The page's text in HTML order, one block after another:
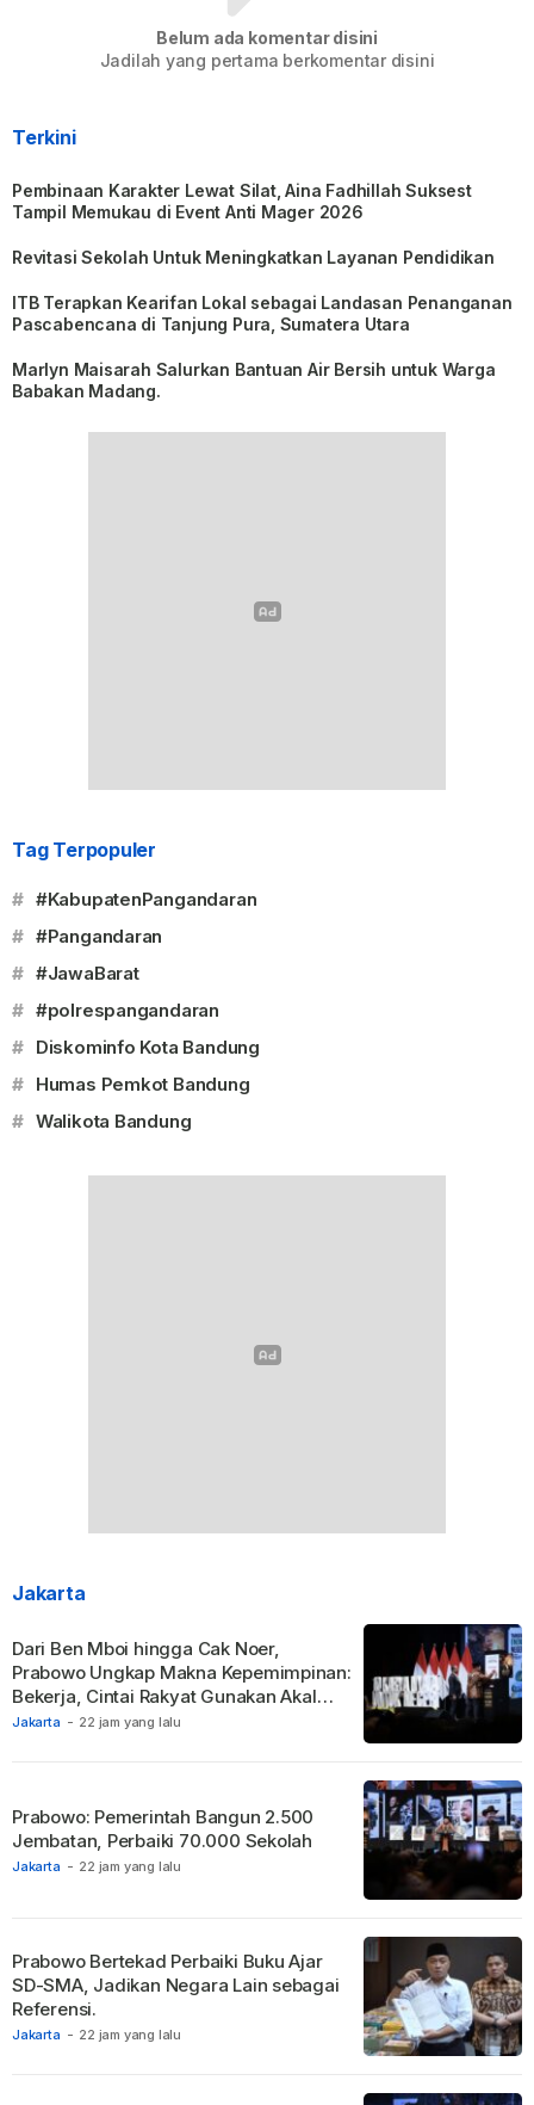
Belum ada komentar disini
Jadilah yang pertama berkomentar disini
Terkini
Pembinaan Karakter Lewat Silat, Aina Fadhillah Suksest
Tampil Memukau di Event Anti Mager 2026
Revitasi Sekolah Untuk Meningkatkan Layanan Pendidikan
ITB Terapkan Kearifan Lokal sebagai Landasan Penanganan
Pascabencana di Tanjung Pura, Sumatera Utara
Marlyn Maisarah Salurkan Bantuan Air Bersih untuk Warga
Babakan Madang.
Tag Terpopuler
# #KabupatenPangandaran
# #Pangandaran
# #JawaBarat
# #polrespangandaran
# Diskominfo Kota Bandung
# Humas Pemkot Bandung
# Walikota Bandung
Jakarta
Jakarta - 22 jam yang lalu
Dari Ben Mboi hingga Cak Noer,
Prabowo Ungkap Makna Kepemimpinan:
Bekerja, Cintai Rakyat Gunakan Akal
Sehat.
Jakarta - 22 jam yang lalu
Prabowo: Pemerintah Bangun 2.500
Jembatan, Perbaiki 70.000 Sekolah
Jakarta - 22 jam yang lalu
Prabowo Bertekad Perbaiki Buku Ajar
SD-SMA, Jadikan Negara Lain sebagai
Referensi.